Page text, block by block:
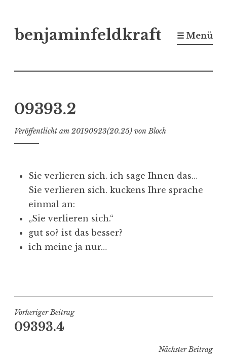
Inhalt
benjaminfeldkraft ☰ Menü
09393.2
Veröffentlicht am 20190923(20.25) vonBloch
Sie verlieren sich. ich sage Ihnen das…
Sie verlieren sich. kuckens Ihre sprache
einmal an:
„Sie verlieren sich.“
gut so? ist das besser?
ich meine ja nur…
r
ö
f
Beitragsnavigation
Vorheriger Beitrag
09393.4
Nächster Beitrag